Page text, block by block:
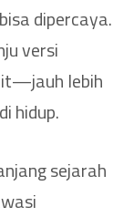
dipercaya.
versi
lebih
hidup.
sejarah